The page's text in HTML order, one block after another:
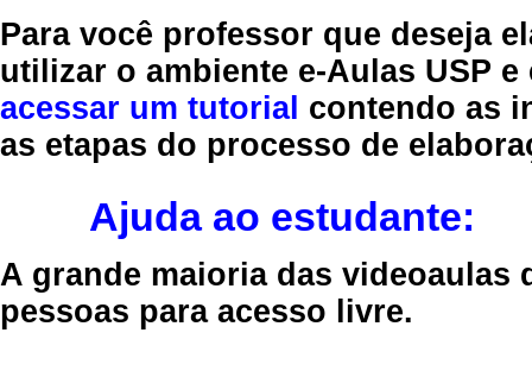
Para você professor que deseja
utilizar o ambiente e-Aulas USP
acessar um tutorial contendo as
as etapas do processo de
Ajuda ao estudante:
A grande maioria das videoaulas
pessoas para acesso livre.